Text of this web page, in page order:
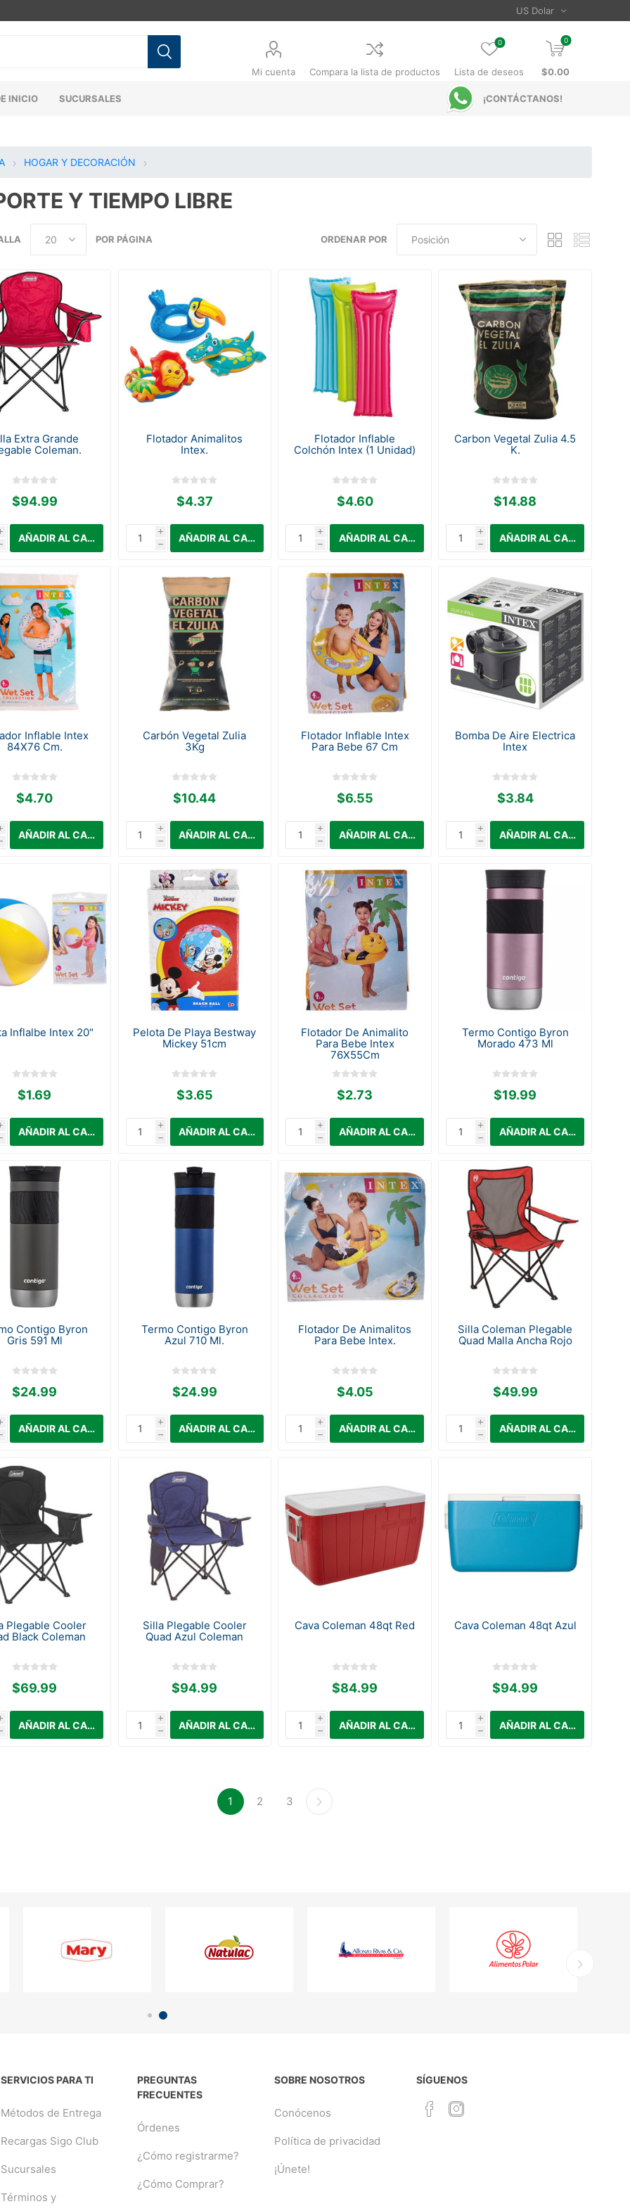
Mi cuenta Compara la lista de productos Lista de deseos
0 0
$0.00
INICIO SUCURSALES ¡CONTÁCTANOS!
HOGAR Y DECORACIÓN
Y TIEMPO LIBRE
ORDENAR POR
POR PÁGINA
Extra Grande
Coleman.
$94.99
Flotador Animalitos
Intex.
$4.37
i
h
Flotador Inflable
Colchón Intex (1 Unidad)
$4.60
i
h
Carbon Vegetal Zulia 4.5
K.
$14.88
i
h
Inflable Intex
84X76 Cm.
$4.70
Carbón Vegetal Zulia
3Kg
$10.44
i
h
Flotador Inflable Intex
Para Bebe 67 Cm
$6.55
i
h
Bomba De Aire Electrica
Intex
$3.84
i
h
Inflalbe Intex 20"
$1.69
Pelota De Playa Bestway
Mickey 51cm
$3.65
i
h
Flotador De Animalito
Para Bebe Intex
76X55Cm
$2.73
i
h
Termo Contigo Byron
Morado 473 Ml
$19.99
i
h
Contigo Byron
Gris 591 Ml
$24.99
Termo Contigo Byron
Azul 710 Ml.
$24.99
i
h
Flotador De Animalitos
Para Bebe Intex.
$4.05
i
h
Silla Coleman Plegable
Quad Malla Ancha Rojo
$49.99
i
h
Plegable Cooler
Black Coleman
$69.99
Silla Plegable Cooler
Quad Azul Coleman
$94.99
i
h
Cava Coleman 48qt Red
$84.99
i
h
Cava Coleman 48qt Azul
$94.99
i
h
1 2 3
SERVICIOS PARA TI
Métodos de Entrega
Recargas Sigo Club
Sucursales
Términos y
PREGUNTAS
FRECUENTES
Órdenes
¿Cómo registrarme?
¿Cómo Comprar?
SOBRE NOSOTROS
Conócenos
Política de privacidad
¡Únete!
SÍGUENOS